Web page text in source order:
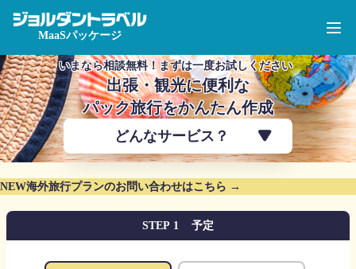
jorudan travel
MaaSパッケージ
どんなサービス？
いまなら相談無料！まずは一度お試しください
出張・観光に便利な
パック旅行をかんたん作成
NEW海外旅行プランのお問い合わせはこちら →
STEP 1 予定
Locations